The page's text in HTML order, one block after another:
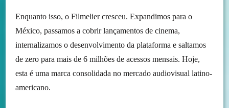
Enquanto isso, o Filmelier cresceu. Expandimos para o
México, passamos a cobrir lançamentos de cinema,
internalizamos o desenvolvimento da plataforma e saltamos
de zero para mais de 6 milhões de acessos mensais. Hoje,
esta é uma marca consolidada no mercado audiovisual latino-
americano.